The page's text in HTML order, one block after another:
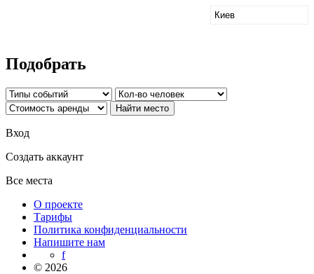
Подобрать
Вход
Создать аккаунт
Все места
О проекте
Тарифы
Политика конфиденциальности
Напишите нам
f
© 2026